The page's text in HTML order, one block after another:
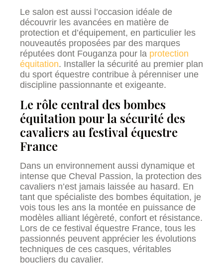
Le salon est aussi l’occasion idéale de
découvrir les avancées en matière de
protection et d’équipement, en particulier les
nouveautés proposées par des marques
réputées dont Fouganza pour la protection
équitation. Installer la sécurité au premier plan
du sport équestre contribue à pérenniser une
discipline passionnante et exigeante.
Le rôle central des bombes
équitation pour la sécurité des
cavaliers au festival équestre
France
Dans un environnement aussi dynamique et
intense que Cheval Passion, la protection des
cavaliers n’est jamais laissée au hasard. En
tant que spécialiste des bombes équitation, je
vois tous les ans la montée en puissance de
modèles alliant légèreté, confort et résistance.
Lors de ce festival équestre France, tous les
passionnés peuvent apprécier les évolutions
techniques de ces casques, véritables
boucliers du cavalier.